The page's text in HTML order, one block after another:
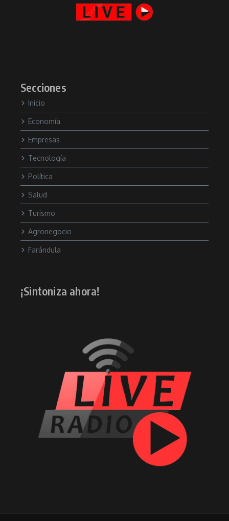
Secciones
Inicio
Economía
Empresas
Tecnología
Política
Salud
Turismo
Agronegocio
Farándula
¡Sintoniza ahora!